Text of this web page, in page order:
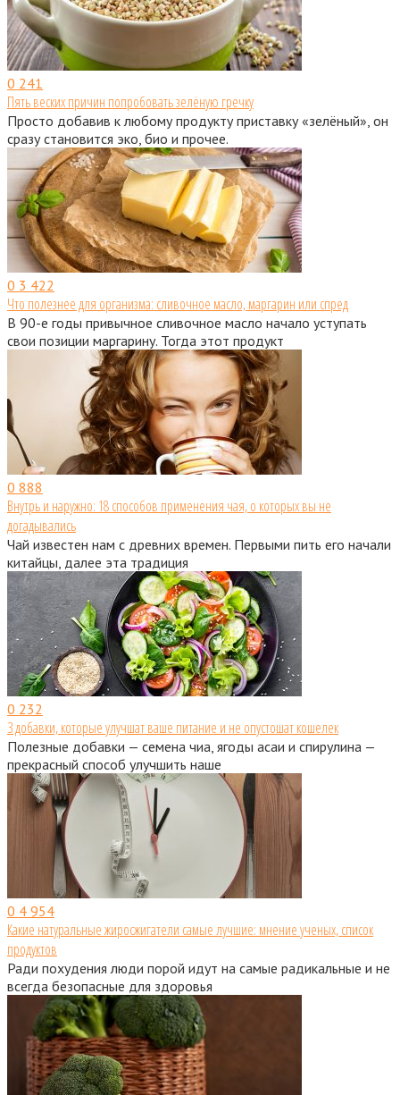
0 241
Пять веских причин попробовать зелёную гречку
Просто добавив к любому продукту приставку «зелёный», он
сразу становится эко, био и прочее.
0 3 422
Что полезнее для организма: сливочное масло, маргарин или спред
В 90-е годы привычное сливочное масло начало уступать
свои позиции маргарину. Тогда этот продукт
0 888
Внутрь и наружно: 18 способов применения чая, о которых вы не
догадывались
Чай известен нам с древних времен. Первыми пить его начали
китайцы, далее эта традиция
0 232
3 добавки, которые улучшат ваше питание и не опустошат кошелек
Полезные добавки — семена чиа, ягоды асаи и спирулина —
прекрасный способ улучшить наше
0 4 954
Какие натуральные жиросжигатели самые лучшие: мнение ученых, список
продуктов
Ради похудения люди порой идут на самые радикальные и не
всегда безопасные для здоровья